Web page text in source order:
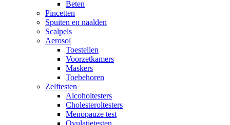
Beten
Pincetten
Spuiten en naalden
Scalpels
Aerosol
Toestellen
Voorzetkamers
Maskers
Toebehoren
Zelftesten
Alcoholtesters
Cholesteroltesters
Menopauze test
Ovulatietesten